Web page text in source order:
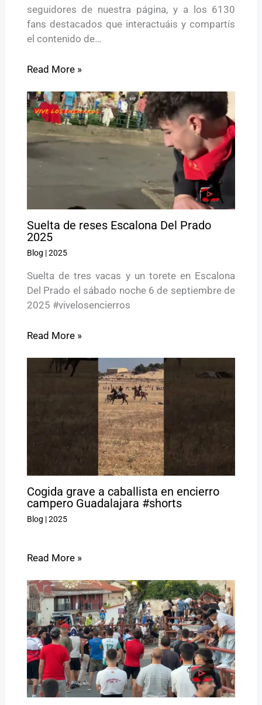
seguidores de nuestra página, y a los 6130
fans destacados que interactuáis y compartís
el contenido de…
Read More »
Suelta de reses Escalona Del Prado
2025
Blog |2025
Suelta de tres vacas y un torete en Escalona
Del Prado el sábado noche 6 de septiembre de
2025 #vivelosencierros
Read More »
Cogida grave a caballista en encierro
campero Guadalajara #shorts
Blog |2025
Read More »